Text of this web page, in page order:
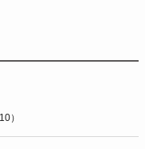
）